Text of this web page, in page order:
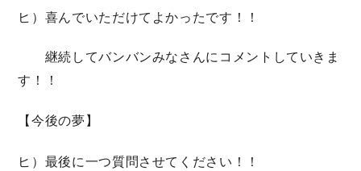
ヒ）喜んでいただけてよかったです！！
継続してバンバンみなさんにコメントしていきま
す！！
【今後の夢】
ヒ）最後に一つ質問させてください！！